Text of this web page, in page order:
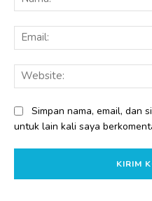
Simpan nama, email, dan
untuk lain kali saya